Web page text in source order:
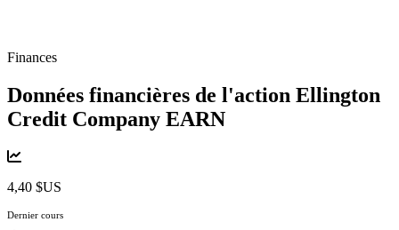
Finances
Données financières de l'action Ellington
Credit Company EARN
4,40 $US
Dernier cours